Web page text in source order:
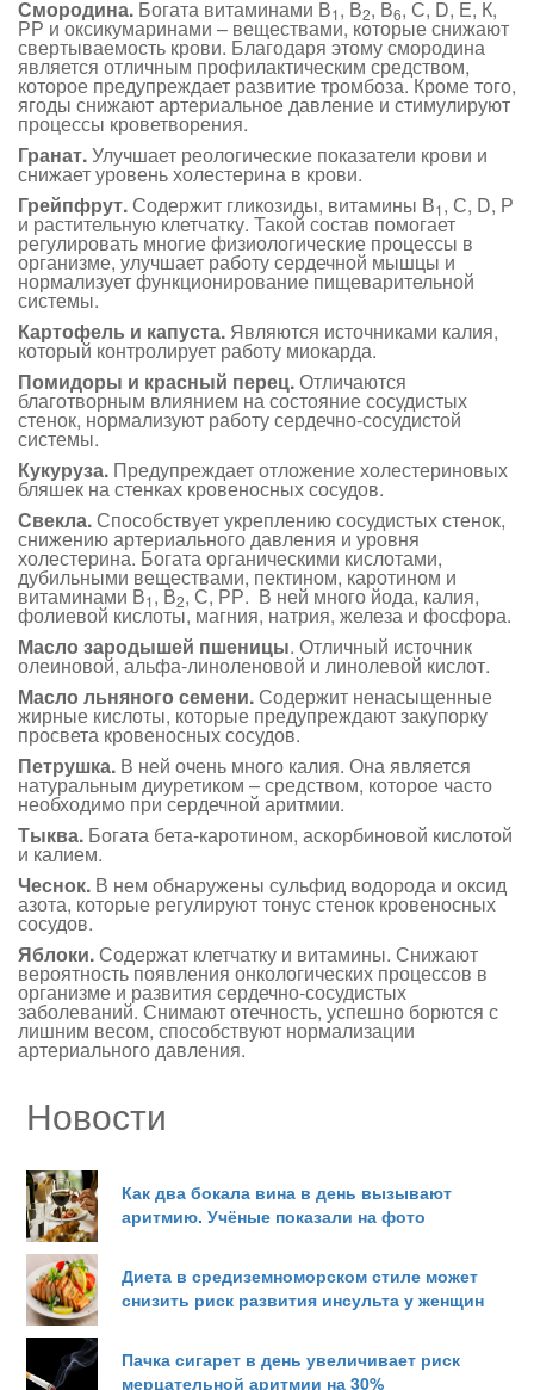
Смородина. Богата витаминами В1, В2, В6, С, D, Е, К,
РР и оксикумаринами – веществами, которые снижают
свертываемость крови. Благодаря этому смородина
является отличным профилактическим средством,
которое предупреждает развитие тромбоза. Кроме того,
ягоды снижают артериальное давление и стимулируют
процессы кроветворения.
Гранат.Улучшает реологические показатели крови и
снижает уровень холестерина в крови.
Грейпфрут.Содержит гликозиды, витамины В1, С, D, Р
и растительную клетчатку. Такой состав помогает
регулировать многие физиологические процессы в
организме, улучшает работу сердечной мышцы и
нормализует функционирование пищеварительной
системы.
Картофель и капуста. Являются источниками калия,
который контролирует работу миокарда.
Помидоры и красный перец.Отличаются
благотворным влиянием на состояние сосудистых
стенок, нормализуют работу сердечно-сосудистой
системы.
Кукуруза. Предупреждает отложение холестериновых
бляшек на стенках кровеносных сосудов.
Свекла.Способствует укреплению сосудистых стенок,
снижению артериального давления и уровня
холестерина. Богата органическими кислотами,
дубильными веществами, пектином, каротином и
витаминами В1, В2, С, РР. В ней много йода, калия,
фолиевой кислоты, магния, натрия, железа и фосфора.
Масло зародышей пшеницы. Отличный источник
олеиновой, альфа-линоленовой и линолевой кислот.
Масло льняного семени.Содержит ненасыщенные
жирные кислоты, которые предупреждают закупорку
просвета кровеносных сосудов.
Петрушка. В ней очень много калия. Она является
натуральным диуретиком – средством, которое часто
необходимо при сердечной аритмии.
Тыква. Богата бета-каротином, аскорбиновой кислотой
и калием.
Чеснок. В нем обнаружены сульфид водорода и оксид
азота, которые регулируют тонус стенок кровеносных
сосудов.
Яблоки.Содержат клетчатку и витамины. Снижают
вероятность появления онкологических процессов в
организме и развития сердечно-сосудистых
заболеваний. Снимают отечность, успешно борются с
лишним весом, способствуют нормализации
артериального давления.
Новости
Как два бокала вина в день вызывают
аритмию. Учёные показали на фото
Диета в средиземноморском стиле может
снизить риск развития инсульта у женщин
Пачка сигарет в день увеличивает риск
мерцательной аритмии на 30%